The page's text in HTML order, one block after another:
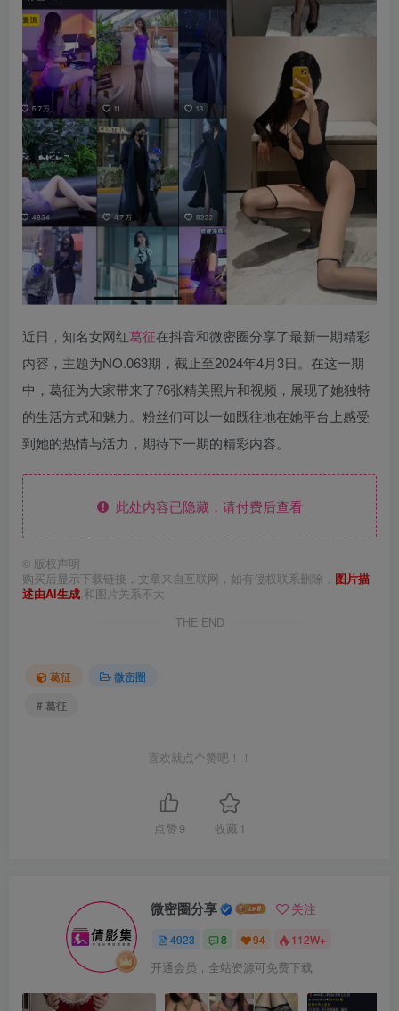
近日，知名女网红葛征在抖音和微密圈分享了最新一期精彩
内容，主题为NO.063期，截止至2024年4月3日。在这一期
中，葛征为大家带来了76张精美照片和视频，展现了她独特
的生活方式和魅力。粉丝们可以一如既往地在她平台上感受
到她的热情与活力，期待下一期的精彩内容。
此处内容已隐藏，请付费后查看
© 版权声明
购买后显示下载链接，文章来自互联网，如有侵权联系删除， 图片描
述由AI生成,和图片关系不大
THE END
葛征
微密圈
# 葛征
喜欢就点个赞吧！！
点赞 9 收藏 1
微密圈分享 关注
4923 8 94 112W+
开通会员，全站资源可免费下载